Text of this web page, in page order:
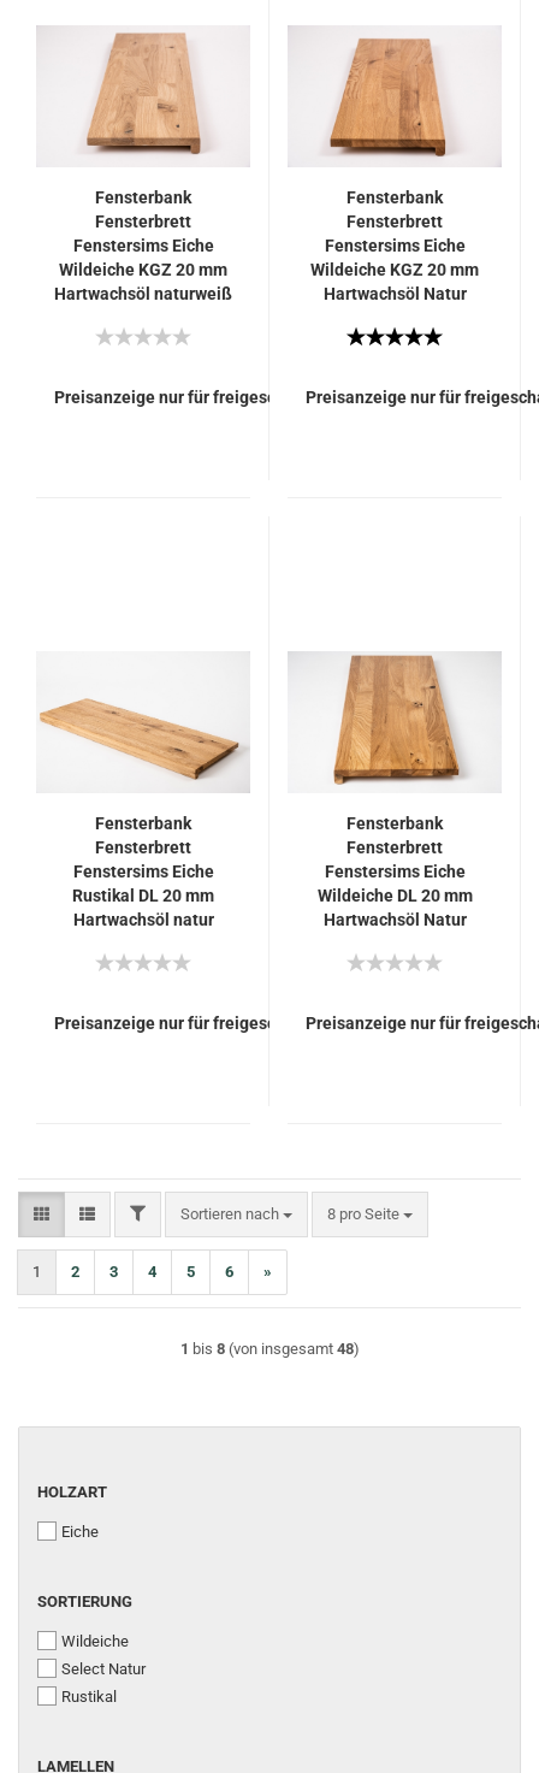
Fensterbank
Fensterbrett
Fenstersims Eiche
Wildeiche KGZ 20 mm
Hartwachsöl naturweiß
Preisanzeige nur für freigeschaltete Kunden
Fensterbank
Fensterbrett
Fenstersims Eiche
Wildeiche KGZ 20 mm
Hartwachsöl Natur
Preisanzeige nur für
Fensterbank
Fensterbrett
Fenstersims Eiche
Rustikal DL 20 mm
Hartwachsöl natur
Preisanzeige nur für freigeschaltete Kunden
Fensterbank
Fensterbrett
Fenstersims Eiche
Wildeiche DL 20 mm
Hartwachsöl Natur
Preisanzeige nur für
FILTERSortieren nach
Sortieren nach 8 pro Seite
pro Seite
1 2 3 4 5 6 »
1 bis 8(von insgesamt 48)
HOLZART
Eiche
SORTIERUNG
Wildeiche
Select Natur
Rustikal
LAMELLEN